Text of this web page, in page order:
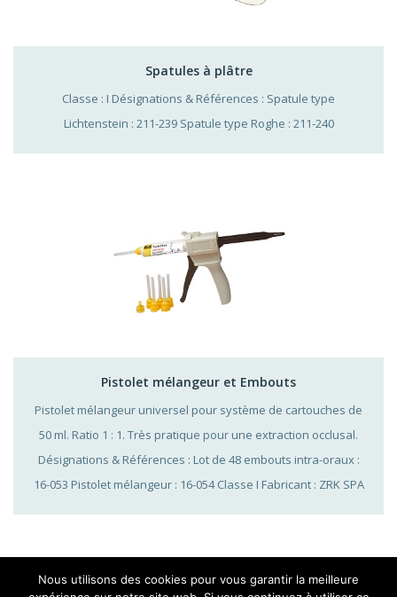
Spatules à plâtre
Classe : I Désignations & Références : Spatule type
Lichtenstein : 211-239 Spatule type Roghe : 211-240
Pistolet mélangeur et Embouts
Pistolet mélangeur universel pour système de cartouches de
50 ml. Ratio 1 : 1. Très pratique pour une extraction occlusal.
Désignations & Références : Lot de 48 embouts intra-oraux :
16-053 Pistolet mélangeur : 16-054 Classe I Fabricant : ZRK SPA
Nous utilisons des cookies pour vous garantir la meilleure